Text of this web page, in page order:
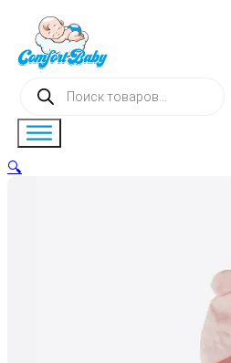
Поиск
товаров
🔍